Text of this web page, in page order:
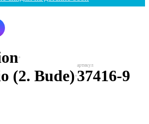
(2. Bude)37416-9